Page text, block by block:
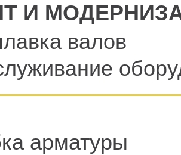
И
валов
арматуры